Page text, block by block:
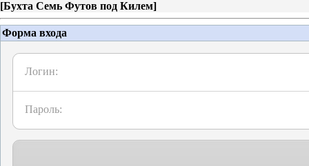
[Бухта Семь Футов под Килем]
Форма входа
Логин:
Пароль: